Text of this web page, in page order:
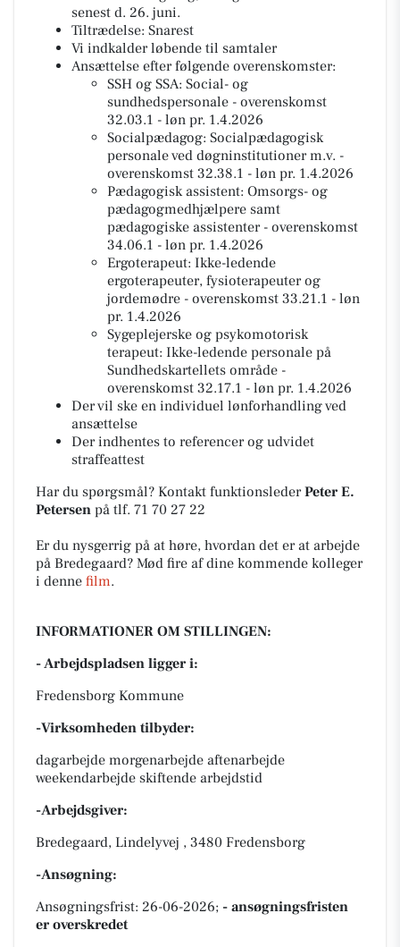
senest d. 26. juni.
Tiltrædelse: Snarest
Vi indkalder løbende til samtaler
Ansættelse efter følgende overenskomster:
SSH og SSA: Social- og
sundhedspersonale - overenskomst
32.03.1 - løn pr. 1.4.2026
Socialpædagog: Socialpædagogisk
personale ved døgninstitutioner m.v. -
overenskomst 32.38.1 - løn pr. 1.4.2026
Pædagogisk assistent: Omsorgs- og
pædagogmedhjælpere samt
pædagogiske assistenter - overenskomst
34.06.1 - løn pr. 1.4.2026
Ergoterapeut: Ikke-ledende
ergoterapeuter, fysioterapeuter og
jordemødre - overenskomst 33.21.1 - løn
pr. 1.4.2026
Sygeplejerske og psykomotorisk
terapeut: Ikke-ledende personale på
Sundhedskartellets område -
overenskomst 32.17.1 - løn pr. 1.4.2026
Der vil ske en individuel lønforhandling ved
ansættelse
Der indhentes to referencer og udvidet
straffeattest
Har du spørgsmål? Kontakt funktionslederPeter E.
Petersen på tlf. 71 70 27 22
Er du nysgerrig på at høre, hvordan det er at arbejde
på Bredegaard? Mød fire af dine kommende kolleger
i denne film.
INFORMATIONER OM STILLINGEN:
- Arbejdspladsen ligger i:
Fredensborg Kommune
-Virksomheden tilbyder:
dagarbejde morgenarbejde aftenarbejde
weekendarbejde skiftende arbejdstid
-Arbejdsgiver:
Bredegaard, Lindelyvej , 3480 Fredensborg
-Ansøgning:
Ansøgningsfrist: 26-06-2026; - ansøgningsfristen
er overskredet